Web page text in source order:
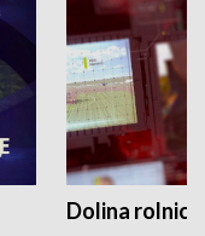
Dolina